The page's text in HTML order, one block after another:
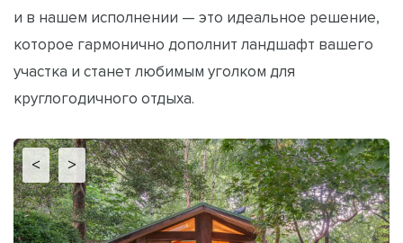
и в нашем исполнении — это идеальное решение,
которое гармонично дополнит ландшафт вашего
участка и станет любимым уголком для
круглогодичного отдыха.
< >